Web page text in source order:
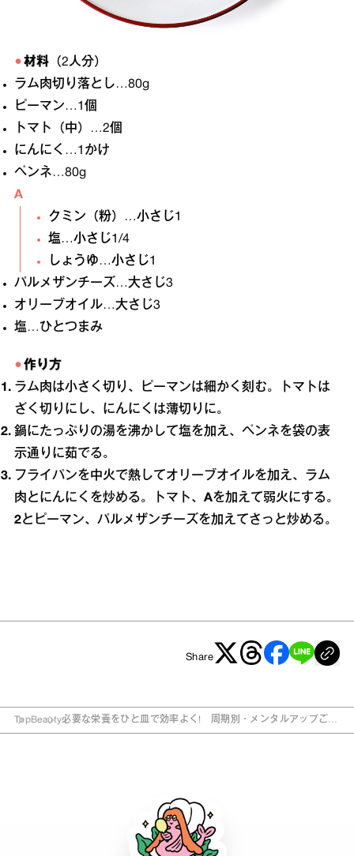
材料 （2人分）
ラム肉切り落とし…80g
ピーマン…1個
トマト（中）…2個
にんにく…1かけ
ペンネ…80g
A
クミン（粉）…小さじ1
塩…小さじ1/4
しょうゆ…小さじ1
パルメザンチーズ…大さじ3
オリーブオイル…大さじ3
塩…ひとつまみ
作り方
ラム肉は小さく切り、ピーマンは細かく刻む。トマトは
ざく切りにし、にんにくは薄切りに。
鍋にたっぷりの湯を沸かして塩を加え、ペンネを袋の表
示通りに茹でる。
フライパンを中火で熱してオリーブオイルを加え、ラム
肉とにんにくを炒める。トマト、 Aを加えて弱火にする。
2とピーマン、パルメザンチーズを加えてさっと炒める。
Share
TopBeauty必要な栄養をひと皿で効率よく! 周期別・メンタルアップごは